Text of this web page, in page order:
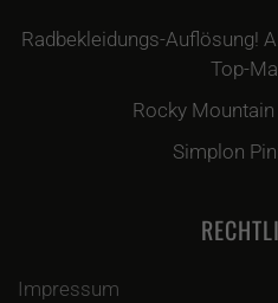
Radbekleidungs-Auflösung!
Top-
Rocky
Simplon
Impressum